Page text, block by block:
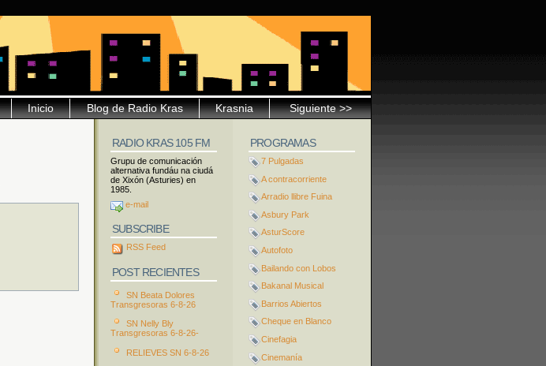
Siguiente >>
Krasnia
Blog de Radio Kras
Inicio
PROGRAMAS
7 Pulgadas
A contracorriente
Arradio llibre Fuina
Asbury Park
AsturScore
Autofoto
Bailando con Lobos
Bakanal Musical
Barrios Abiertos
Cheque en Blanco
Cinefagia
Cinemanía
RADIO KRAS 105 FM
Grupu de comunicación
alternativa fundáu na ciudá
de Xixón (Asturies) en
1985.
e-mail
SUBSCRIBE
RSS Feed
POST RECIENTES
SN Beata Dolores
Transgresoras 6-8-26
SN Nelly Bly
Transgresoras 6-8-26-
RELIEVES SN 6-8-26